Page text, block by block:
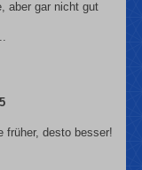
aber gar nicht gut
früher, desto besser!